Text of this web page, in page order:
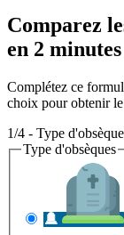
Comparez
en 2 minutes
Complétez ce
choix pour obtenir
1/4 - Type
Type d'obsèques